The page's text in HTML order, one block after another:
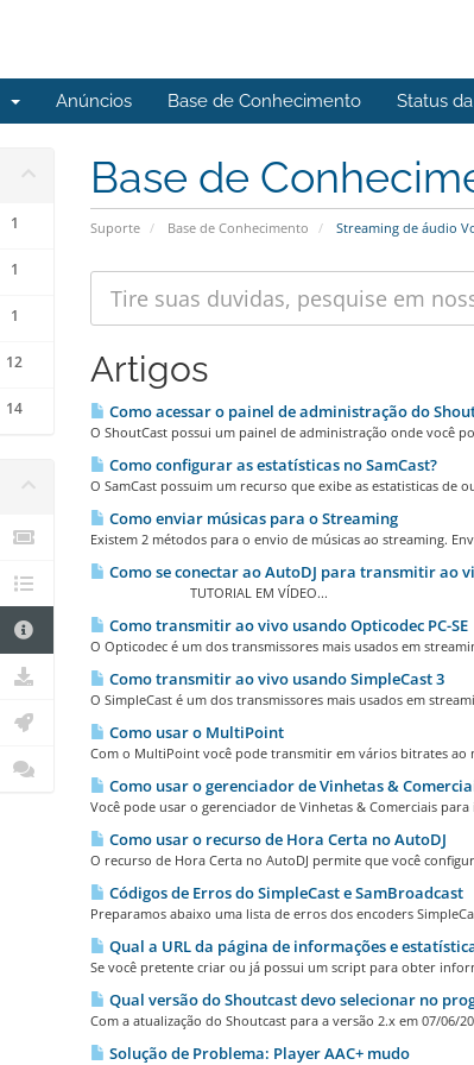
Anúncios Base de Conhecimento Status
Base de
Suporte Base de Conhecimento Streaming de áudio
1
1
1
12
14
Artigos
Como acessar o painel de administração do
O ShoutCast possui um painel de administração onde você
Como configurar as estatísticas no SamCast?
O SamCast possuim um recurso que exibe as estatisticas de
Como enviar músicas para o Streaming
Existem 2 métodos para o envio de músicas ao streaming.
Como se conectar ao AutoDJ para transmitir ao
TUTORIAL EM VÍDEO...
Como transmitir ao vivo usando Opticodec PC-SE
O Opticodec é um dos transmissores mais usados em
Como transmitir ao vivo usando SimpleCast 3
O SimpleCast é um dos transmissores mais usados em
Como usar o MultiPoint
Com o MultiPoint você pode transmitir em vários bitrates ao
Como usar o gerenciador de Vinhetas &
Você pode usar o gerenciador de Vinhetas & Comerciais para
Como usar o recurso de Hora Certa no AutoDJ
O recurso de Hora Certa no AutoDJ permite que você
Códigos de Erros do SimpleCast e SamBroadcast
Preparamos abaixo uma lista de erros dos encoders
Qual a URL da página de informações e
Se você pretente criar ou já possui um script para obter
Qual versão do Shoutcast devo selecionar no
Com a atualização do Shoutcast para a versão 2.x em 07/06/
Solução de Problema: Player AAC+ mudo